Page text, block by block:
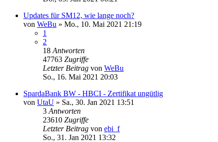
Updates für SM12, wie lange noch?
von WeBu » Mo., 10. Mai 2021 21:19
1
2
18 Antworten
47763 Zugriffe
Letzter Beitrag von WeBu
So., 16. Mai 2021 20:03
SpardaBank BW - HBCI - Zertifikat ungütlig
von UtaU » Sa., 30. Jan 2021 13:51
3 Antworten
23610 Zugriffe
Letzter Beitrag von ebi_f
So., 31. Jan 2021 13:32